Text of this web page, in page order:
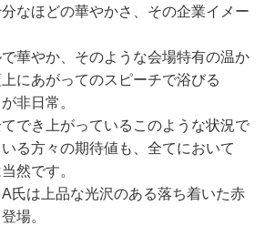
なほどの華やかさ、その企業イメー
華やか、そのような会場特有の温か
にあがってのスピーチで浴びる
非日常。
でき上がっているこのような状況で
る方々の期待値も、全てにおいて
然です。
氏は上品な光沢のある落ち着いた赤
場。